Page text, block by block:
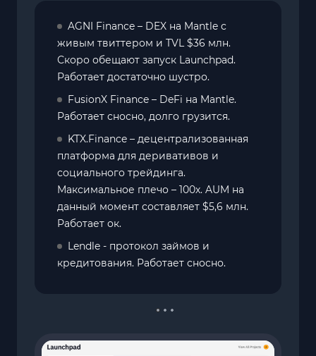
AGNI Finance – DEX на Mantle с
живым твиттером и TVL $36 млн.
Скоро обещают запуск Launchpad.
Работает достаточно шустро.
FusionX Finance – DeFi на Mantle.
Работает сносно, долго грузится.
KTX.Finance – децентрализованная
платформа для деривативов и
социального трейдинга.
Максимальное плечо – 100х. AUM на
данный момент составляет $5,6 млн.
Работает ок.
Lendle - протокол займов и
кредитования. Работает сносно.